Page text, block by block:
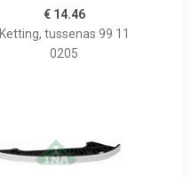
€ 14.46
Ketting, tussenas 99 11
0205